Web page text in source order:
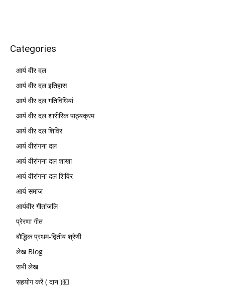
Categories
आर्य वीर दल
आर्य वीर दल इतिहास
आर्य वीर दल गतिविधियां
आर्य वीर दल शारीरिक पाठ्यक्रम
आर्य वीर दल शिविर
आर्य वीरांगना दल
आर्य वीरांगना दल शाखा
आर्य वीरांगना दल शिविर
आर्य समाज
आर्यवीर गीतांजलि
प्रेरणा गीत
बौद्धिक प्रथम-द्वितीय श्रेणी
लेख Blog
सभी लेख
सहयोग करें ( दान )💵